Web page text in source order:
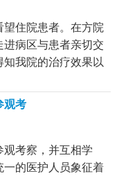
住院患者。在方院
病区与患者亲切交
我院的治疗效果以
观考
考察，并互相学
的医护人员象征着